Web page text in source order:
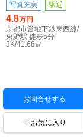
写真充実 駅近
4.8万円
京都市営地下鉄東西線/
東野駅 徒歩5分
3K/41.68㎡
お問合せする
お気に入り